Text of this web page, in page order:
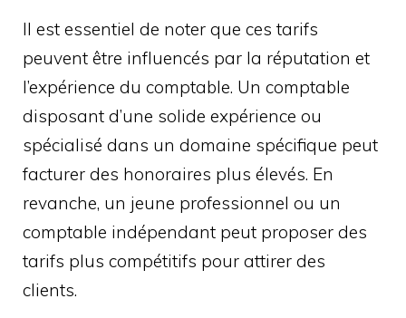
Il est essentiel de noter que ces tarifs
peuvent être influencés par la réputation et
l’expérience du comptable. Un comptable
disposant d’une solide expérience ou
spécialisé dans un domaine spécifique peut
facturer des honoraires plus élevés. En
revanche, un jeune professionnel ou un
comptable indépendant peut proposer des
tarifs plus compétitifs pour attirer des
clients.